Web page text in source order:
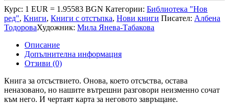
няма
Курс: 1 EUR = 1.95583 BGN Категории: Библиотека "Нов
ред", Книги, Книги с отстъпка, Нови книги Писател: Албена
ТодороваХудожник: Мила Янева-Табакова
Описание
Допълнителна информация
Отзиви (0)
Книга за отсъствието. Онова, което отсъства, остава
неназовано, но нашите вътрешни разговори неизменно сочат
към него. И чертаят карта за неговото завръщане.